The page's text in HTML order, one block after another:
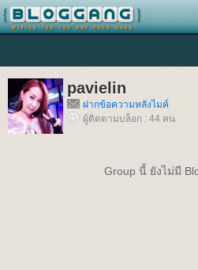
pavielin
ฝากข้อความหลังไมค์
ผู้ติดตามบล็อก : 44 คน
Group นี้ ยังไม่มี